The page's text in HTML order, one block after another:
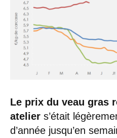
Le prix du veau gras
atelier s’était
d’année jusqu’en